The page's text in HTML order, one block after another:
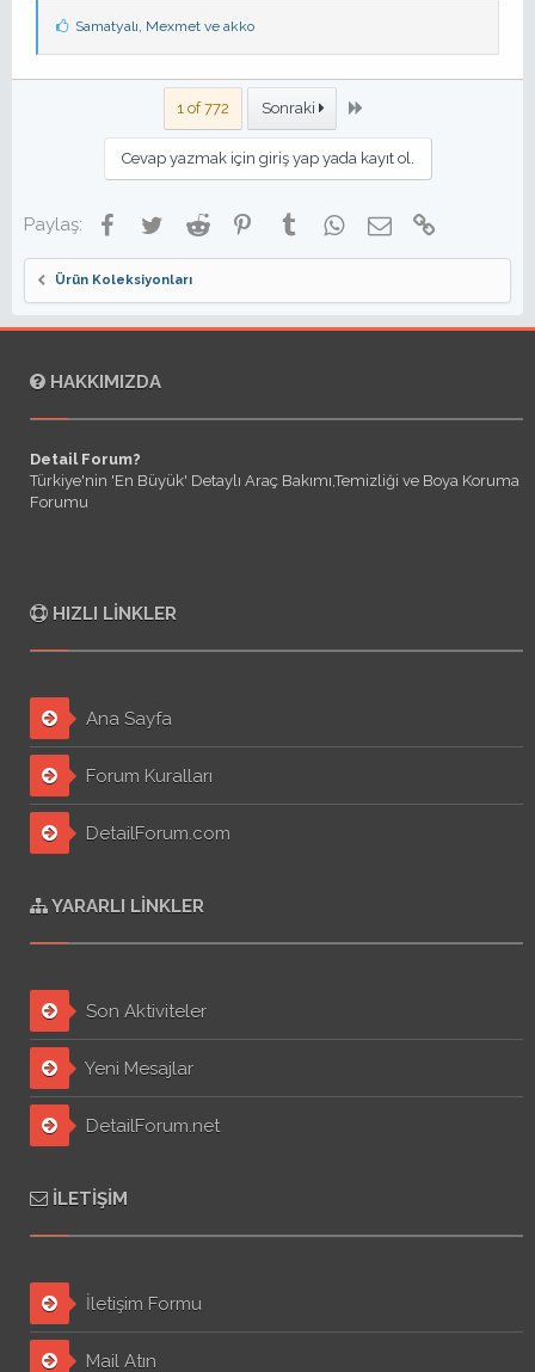
B
e
Samatyalı, Mexmetve akko
1 of 772 Sonraki
Cevap yazmak için giriş yap yada kayıt ol.
Paylaş: Facebook
TwitterReddit PinterestTumblrWhatsApp
E-posta
Ürün Koleksiyonları
HAKKIMIZDA
Detail Forum?
Türkiye'nin 'En Büyük' Detaylı Araç Bakımı,Temizliği ve Boya Koruma
Forumu
HIZLI LINKLER
Ana Sayfa
Forum Kuralları
DetailForum.com
YARARLI LINKLER
Son Aktiviteler
Yeni Mesajlar
DetailForum.net
İLETIŞIM
İletişim Formu
Mail Atın